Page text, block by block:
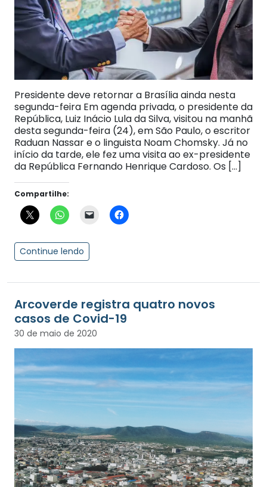
Presidente deve retornar a Brasília ainda nesta
segunda-feira Em agenda privada, o presidente da
República, Luiz Inácio Lula da Silva, visitou na manhã
desta segunda-feira (24), em São Paulo, o escritor
Raduan Nassar e o linguista Noam Chomsky. Já no
início da tarde, ele fez uma visita ao ex-presidente
da República Fernando Henrique Cardoso. Os […]
Compartilhe:
Continue lendo
Arcoverde registra quatro novos
casos de Covid-19
30 de maio de 2020